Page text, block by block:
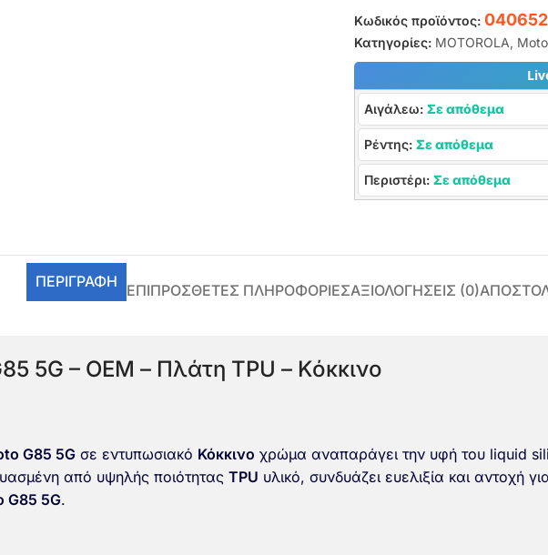
Κωδικός προϊόντος: 040652
Κατηγορίες: MOTOROLA,
Αιγάλεω: Σε απόθεμα
Ρέντης: Σε απόθεμα
Περιστέρι: Σε απόθεμα
ΠΕΡΙΓΡΑΦΉ ΕΠΙΠΡΌΣΘΕΤΕΣ ΠΛΗΡΟΦΟΡΊΕΣΑΞΙΟΛΟΓΉΣΕΙΣ (0)
5G – OEM – Πλάτη TPU – Κόκκινο
G85 5G σε εντυπωσιακό Κόκκινο χρώμα αναπαράγει την υφή του liquid
από υψηλής ποιότητας TPU υλικό, συνδυάζει ευελιξία και αντοχή
G85 5G.